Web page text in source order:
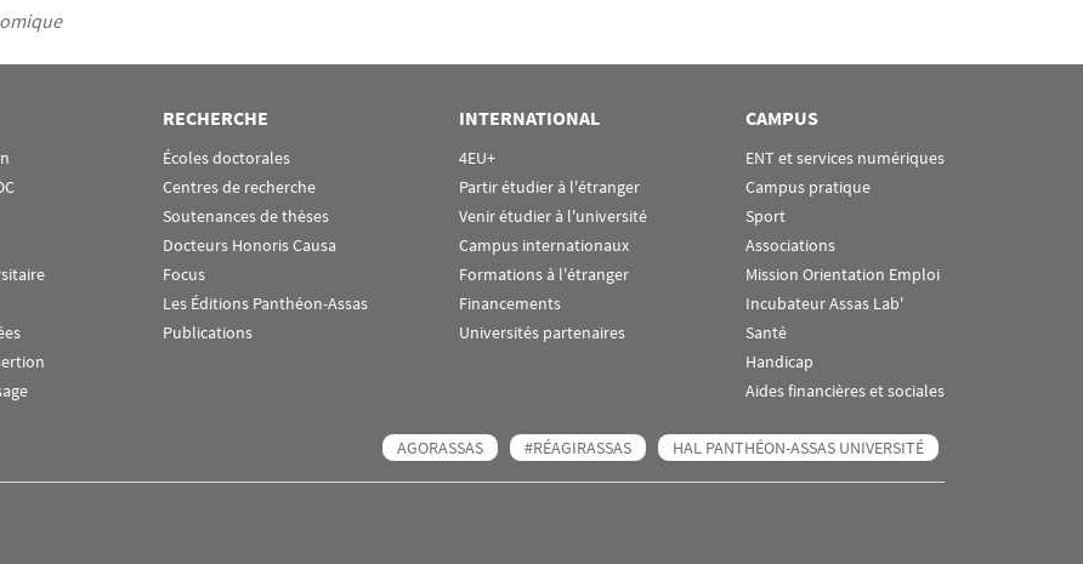
RECHERCHE
Écoles doctorales
Centres de recherche
Soutenances de thèses
Docteurs Honoris Causa
Focus
Les Éditions Panthéon-Assas
Publications
INTERNATIONAL
4EU+
Partir étudier à l'étranger
Venir étudier à l'université
Campus internationaux
Formations à l'étranger
Financements
Universités partenaires
CAMPUS
ENT et services numériques
Campus pratique
Sport
Associations
Mission Orientation Emploi
Incubateur Assas Lab'
Santé
Handicap
Aides financières et sociales
AGORASSAS #RÉAGIRASSAS HAL PANTHÉON-ASSAS UNIVERSITÉ